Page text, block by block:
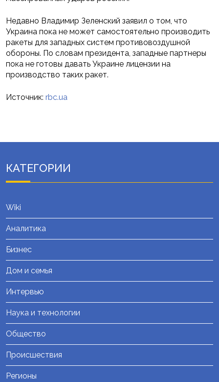
Недавно Владимир Зеленский заявил о том, что
Украина пока не может самостоятельно производить
ракеты для западных систем противовоздушной
обороны. По словам президента, западные партнеры
пока не готовы давать Украине лицензии на
производство таких ракет.
Источник: rbc.ua
КАТЕГОРИИ
Wiki
Аналитика
Бизнес
Дом и семья
Интервью
Наука и технологии
Общество
Происшествия
Регионы